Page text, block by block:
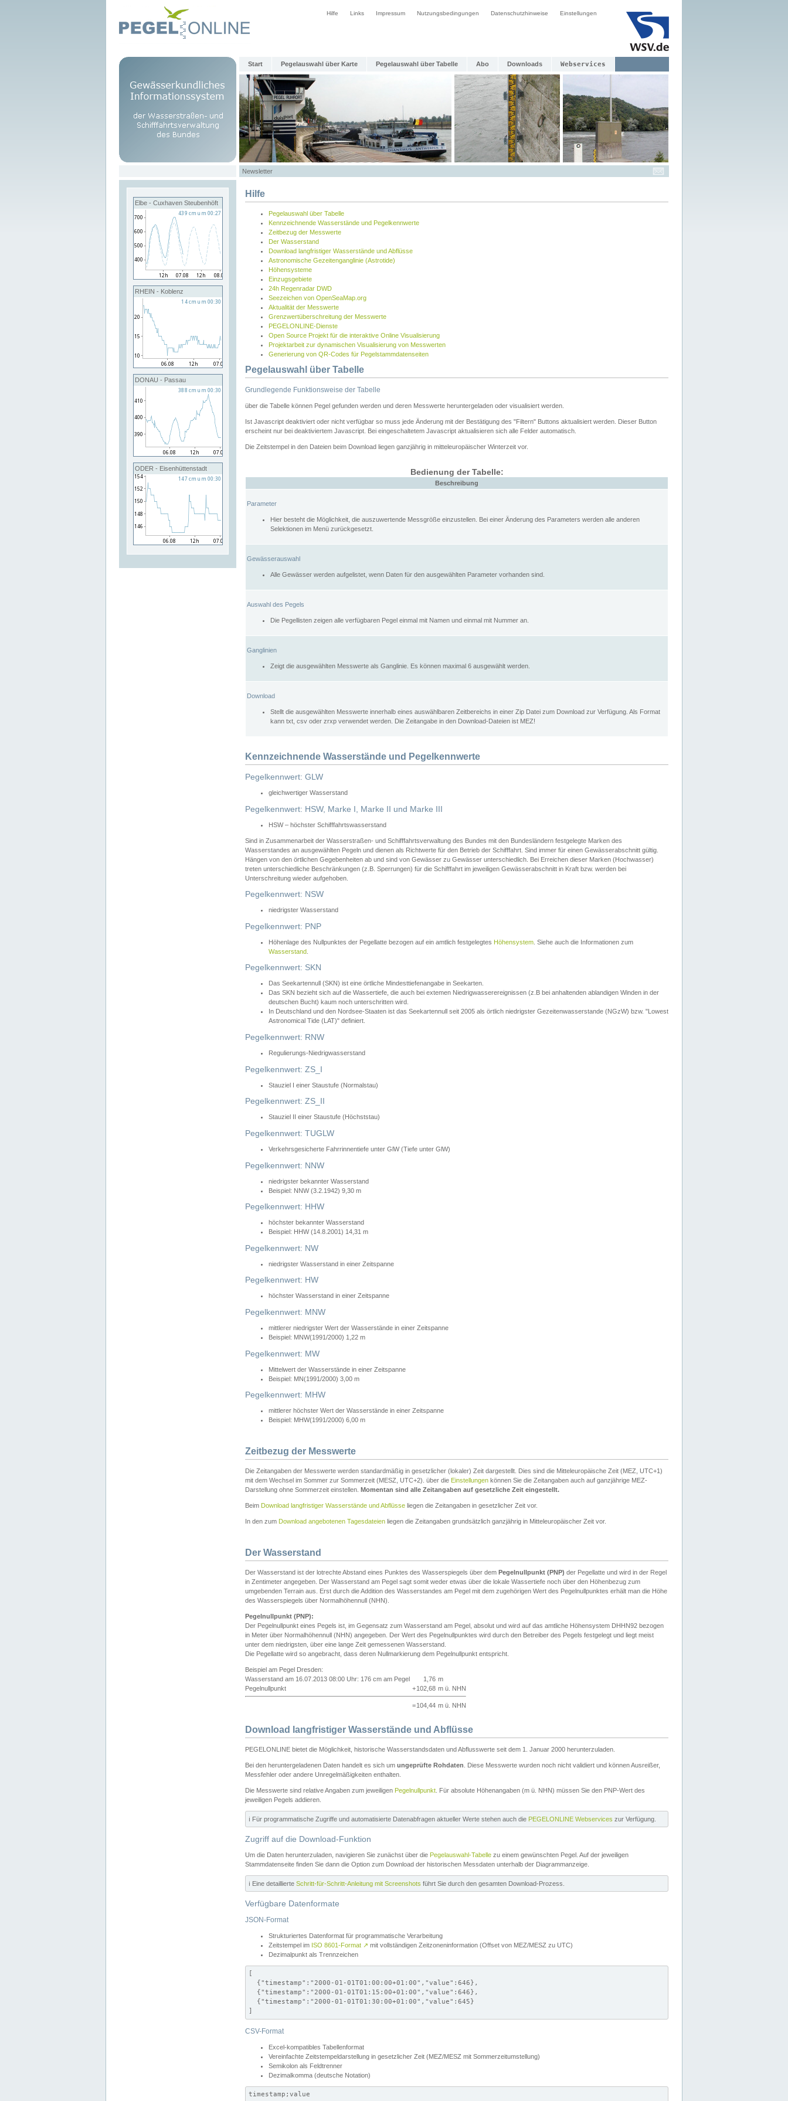
Hilfe Links Impressum Nutzungsbedingungen Datenschutzhinweise Einstellungen
Start Pegelauswahl über Karte Pegelauswahl über Tabelle Abo Downloads Webservices
Newsletter
Elbe - Cuxhaven Steubenhöft
RHEIN - Koblenz
DONAU - Passau
ODER - Eisenhüttenstadt
Hilfe
Pegelauswahl über Tabelle
Kennzeichnende Wasserstände und Pegelkennwerte
Zeitbezug der Messwerte
Der Wasserstand
Download langfristiger Wasserstände und Abflüsse
Astronomische Gezeitenganglinie (Astrotide)
Höhensysteme
Einzugsgebiete
24h Regenradar DWD
Seezeichen von OpenSeaMap.org
Aktualität der Messwerte
Grenzwertüberschreitung der Messwerte
PEGELONLINE-Dienste
Open Source Projekt für die interaktive Online Visualisierung
Projektarbeit zur dynamischen Visualisierung von Messwerten
Generierung von QR-Codes für Pegelstammdatenseiten
Pegelauswahl über Tabelle
Grundlegende Funktionsweise der Tabelle
über die Tabelle können Pegel gefunden werden und deren Messwerte heruntergeladen oder visualisiert werden.
Ist Javascript deaktiviert oder nicht verfügbar so muss jede Änderung mit der Bestätigung des "Filtern" Buttons aktualisiert werden. Dieser Button
erscheint nur bei deaktiviertem Javascript. Bei eingeschaltetem Javascript aktualisieren sich alle Felder automatisch.
Die Zeitstempel in den Dateien beim Download liegen ganzjährig in mitteleuropäischer Winterzeit vor.
Bedienung der Tabelle:
Beschreibung
Parameter
Hier besteht die Möglichkeit, die auszuwertende Messgröße einzustellen. Bei einer Änderung des Parameters werden alle anderen
Selektionen im Menü zurückgesetzt.
Gewässerauswahl
Alle Gewässer werden aufgelistet, wenn Daten für den ausgewählten Parameter vorhanden sind.
Auswahl des Pegels
Die Pegellisten zeigen alle verfügbaren Pegel einmal mit Namen und einmal mit Nummer an.
Ganglinien
Zeigt die ausgewählten Messwerte als Ganglinie. Es können maximal 6 ausgewählt werden.
Download
Stellt die ausgewählten Messwerte innerhalb eines auswählbaren Zeitbereichs in einer Zip Datei zum Download zur Verfügung. Als Format
kann txt, csv oder zrxp verwendet werden. Die Zeitangabe in den Download-Dateien ist MEZ!
Kennzeichnende Wasserstände und Pegelkennwerte
Pegelkennwert: GLW
gleichwertiger Wasserstand
Pegelkennwert: HSW, Marke I, Marke II und Marke III
HSW – höchster Schifffahrtswasserstand
Sind in Zusammenarbeit der Wasserstraßen- und Schifffahrtsverwaltung des Bundes mit den Bundesländern festgelegte Marken des
Wasserstandes an ausgewählten Pegeln und dienen als Richtwerte für den Betrieb der Schifffahrt. Sind immer für einen Gewässerabschnitt gültig.
Hängen von den örtlichen Gegebenheiten ab und sind von Gewässer zu Gewässer unterschiedlich. Bei Erreichen dieser Marken (Hochwasser)
treten unterschiedliche Beschränkungen (z.B. Sperrungen) für die Schifffahrt im jeweiligen Gewässerabschnitt in Kraft bzw. werden bei
Unterschreitung wieder aufgehoben.
Pegelkennwert: NSW
niedrigster Wasserstand
Pegelkennwert: PNP
Höhenlage des Nullpunktes der Pegellatte bezogen auf ein amtlich festgelegtes Höhensystem . Siehe auch die Informationen zum
Wasserstand
Pegelkennwert: SKN
Das Seekartennull (SKN) ist eine örtliche Mindesttiefenangabe in Seekarten.
Das SKN bezieht sich auf die Wassertiefe, die auch bei extemen Niedrigwasserereignissen (z.B bei anhaltenden ablandigen Winden in der
deutschen Bucht) kaum noch unterschritten wird.
In Deutschland und den Nordsee-Staaten ist das Seekartennull seit 2005 als örtlich niedrigster Gezeitenwasserstande (NGzW) bzw. "Lowest
Astronomical Tide (LAT)" definiert.
Pegelkennwert: RNW
Regulierungs-Niedrigwasserstand
Pegelkennwert: ZS_I
Stauziel I einer Staustufe (Normalstau)
Pegelkennwert: ZS_II
Stauziel II einer Staustufe (Höchststau)
Pegelkennwert: TUGLW
Verkehrsgesicherte Fahrrinnentiefe unter GlW (Tiefe unter GlW)
Pegelkennwert: NNW
niedrigster bekannter Wasserstand
Beispiel: NNW (3.2.1942) 9,30 m
Pegelkennwert: HHW
höchster bekannter Wasserstand
Beispiel: HHW (14.8.2001) 14,31 m
Pegelkennwert: NW
niedrigster Wasserstand in einer Zeitspanne
Pegelkennwert: HW
höchster Wasserstand in einer Zeitspanne
Pegelkennwert: MNW
mittlerer niedrigster Wert der Wasserstände in einer Zeitspanne
Beispiel: MNW(1991/2000) 1,22 m
Pegelkennwert: MW
Mittelwert der Wasserstände in einer Zeitspanne
Beispiel: MN(1991/2000) 3,00 m
Pegelkennwert: MHW
mittlerer höchster Wert der Wasserstände in einer Zeitspanne
Beispiel: MHW(1991/2000) 6,00 m
Zeitbezug der Messwerte
Die Zeitangaben der Messwerte werden standardmäßig in gesetzlicher (lokaler) Zeit dargestellt. Dies sind die Mitteleuropäische Zeit (MEZ, UTC+1)
mit dem Wechsel im Sommer zur Sommerzeit (MESZ, UTC+2). über die Einstellungen können Sie die Zeitangaben auch auf ganzjährige MEZ-
Darstellung ohne Sommerzeit einstellen. Momentan sind alle Zeitangaben auf gesetzliche Zeit eingestellt.
Beim Download langfristiger Wasserstände und Abflüsse liegen die Zeitangaben in gesetzlicher Zeit vor.
In den zum Download angebotenen Tagesdateien liegen die Zeitangaben grundsätzlich ganzjährig in Mitteleuropäischer Zeit vor.
Der Wasserstand
Der Wasserstand ist der lotrechte Abstand eines Punktes des Wasserspiegels über dem Pegelnullpunkt (PNP) der Pegellatte und wird in der Regel
in Zentimeter angegeben. Der Wasserstand am Pegel sagt somit weder etwas über die lokale Wassertiefe noch über den Höhenbezug zum
umgebenden Terrain aus. Erst durch die Addition des Wasserstandes am Pegel mit dem zugehörigen Wert des Pegelnullpunktes erhält man die Höhe
des Wasserspiegels über Normalhöhennull (NHN).
Pegelnullpunkt (PNP):
Der Pegelnullpunkt eines Pegels ist, im Gegensatz zum Wasserstand am Pegel, absolut und wird auf das amtliche Höhensystem DHHN92 bezogen
in Meter über Normalhöhennull (NHN) angegeben. Der Wert des Pegelnullpunktes wird durch den Betreiber des Pegels festgelegt und liegt meist
unter dem niedrigsten, über eine lange Zeit gemessenen Wasserstand.
Die Pegellatte wird so angebracht, dass deren Nullmarkierung dem Pegelnullpunkt entspricht.
Beispiel am Pegel Dresden:
Wasserstand am 16.07.2013 08:00 Uhr: 176 cm am Pegel
1,76 m
Pegelnullpunkt
+102,68 m ü. NHN
=104,44 m ü. NHN
Download langfristiger Wasserstände und Abflüsse
PEGELONLINE bietet die Möglichkeit, historische Wasserstandsdaten und Abflusswerte seit dem 1. Januar 2000 herunterzuladen.
Bei den heruntergeladenen Daten handelt es sich um ungeprüfte Rohdaten . Diese Messwerte wurden noch nicht validiert und können Ausreißer,
Messfehler oder andere Unregelmäßigkeiten enthalten.
Die Messwerte sind relative Angaben zum jeweiligen Pegelnullpunkt . Für absolute Höhenangaben (m ü. NHN) müssen Sie den PNP-Wert des
jeweiligen Pegels addieren.
ℹ️ Für programmatische Zugriffe und automatisierte Datenabfragen aktueller Werte stehen auch die PEGELONLINE Webservices zur Verfügung.
Zugriff auf die Download-Funktion
Um die Daten herunterzuladen, navigieren Sie zunächst über die Pegelauswahl-Tabelle zu einem gewünschten Pegel. Auf der jeweiligen
Stammdatenseite finden Sie dann die Option zum Download der historischen Messdaten unterhalb der Diagrammanzeige.
ℹ️ Eine detaillierte Schritt-für-Schritt-Anleitung mit Screenshots führt Sie durch den gesamten Download-Prozess.
Verfügbare Datenformate
JSON-Format
Strukturiertes Datenformat für programmatische Verarbeitung
Zeitstempel im ISO 8601-Format ↗ mit vollständigen Zeitzoneninformation (Offset von MEZ/MESZ zu UTC)
Dezimalpunkt als Trennzeichen
[
  {"timestamp":"2000-01-01T01:00:00+01:00","value":646},
  {"timestamp":"2000-01-01T01:15:00+01:00","value":646},
  {"timestamp":"2000-01-01T01:30:00+01:00","value":645}
]
CSV-Format
Excel-kompatibles Tabellenformat
Vereinfachte Zeitstempeldarstellung in gesetzlicher Zeit (MEZ/MESZ mit Sommerzeitumstellung)
Semikolon als Feldtrenner
Dezimalkomma (deutsche Notation)
timestamp;value